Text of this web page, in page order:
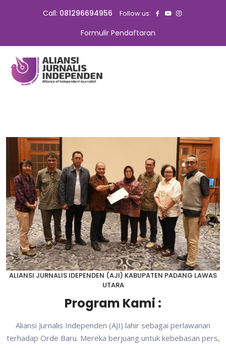
Call: 081296694956 Follow us:
Formulir Pendaftaran
ALIANSI JURNALIS IDEPENDEN (AJI) KABUPATEN PADANG LAWAS
UTARA
Program Kami :
Aliansi Jurnalis Independen (AJI) lahir sebagai perlawanan
terhadap Orde Baru. Mereka berjuang untuk kebebasan pers,